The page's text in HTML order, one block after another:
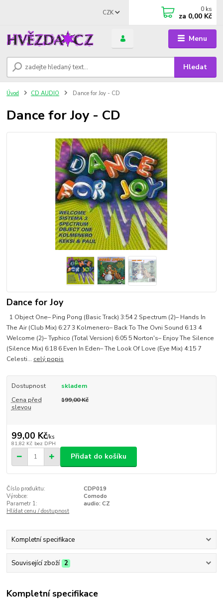
Menu
CZK
Hledat
0 ks
za 0,00 Kč
Úvod CD AUDIO Dance for Joy - CD
Dance for Joy - CD
Dance for Joy
1 Object One– Ping Pong (Basic Track) 3:54 2 Spectrum (2)– Hands In
The Air (Club Mix) 6:27 3 Kolmenero– Back To The Ovni Sound 6:13 4
Welcome (2)– Typhico (Total Version) 6:05 5 Norton's– Enjoy The Silence
(Silence Mix) 6:18 6 Even In Eden– The Look Of Love (Eye Mix) 4:15 7
Celesti... celý popis
Dostupnost
skladem
Cena před
slevou
199,00 Kč
99,00 Kč/ks
81,82 Kč bez DPH
Přidat do košíku
Číslo produktu:
CDP019
Výrobce:
Comodo
Parametr 1:
audio: CZ
Hlídat cenu / dostupnost
Kompletní specifikace
Související zboží 2
Kompletní specifikace